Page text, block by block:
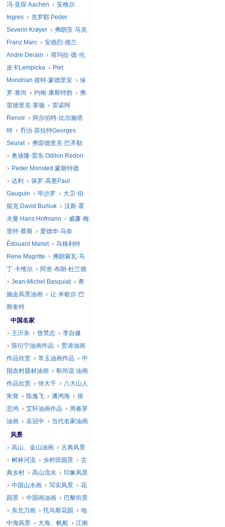
冯·亚琛 Aachen
安格尔
Ingres
克罗耶 Peder
Severin Krøyer
弗朗茨·马克
Franz Marc
安德烈·德兰
Andre Derain
塔玛拉·德·伦
皮卡Lempicka
Piet
Mondrian 彼特·蒙德里安
保
罗·塞尚
约翰·康斯特勃
弗
雷德里克·莱顿
雷诺阿
Renoir
阿尔伯特·比尔施塔
特
乔治·苏拉特Georges
Seurat
弗雷德里克·巴齐勒
奥迪隆·雷东 Odilon Redon
Peder Monsted 蒙斯特德
达利
保罗·高更Paul
Gauguin
毕沙罗
大卫·伯
留克 David Burliuk
汉斯·霍
夫曼 Hans Hofmann
威廉·梅
里特·蔡斯
爱德华·马奈
Édouard Manet
马格利特
Rene Magritte
弗朗索瓦·马
丁·卡维尔
阿舍·布朗·杜兰德
Jean-Michel Basquiat
希
施金风景油画
让·米歇尔·巴
斯奎特
中国名家
王沂东
曾梵志
李自健
陈衍宁油画作品
贾涛油画
作品欣赏
常玉油画作品
中
国农村题材油画
靳尚谊 油画
作品欣赏
张大千
八大山人
朱耷
陈逸飞 潘鸿海
徐
悲鸿
艾轩油画作品
周春芽
油画
吴冠中
当代名家油画
风景
高山、金山油画
古典风景
树林河流
乡村田园景
古
典乡村
高山流水
印象风景
中国山水画
写实风景
花
园景
中国画油画
巴黎街景
东北刀画
托马斯花园
地
中海风景
大海、帆船
江南